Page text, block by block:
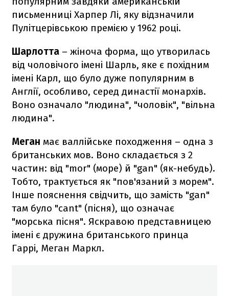
письменниці Харпер Лі, яку відзначили
Пулітцерівською премією у 1962 році.
Шарлотта – жіноча форма, що утворилась
від чоловічого імені Шарль, яке є похідним
імені Карл, що було дуже популярним в
Англії, особливо, серед династії монархів.
Воно означало "людина", "чоловік", "вільна
людина".
Меган має валлійське походження – одна з
британських мов. Воно складається з 2
частин: від "mor" (море) й "gan" (як-небудь).
Тобто, трактується як "пов'язаний з морем".
Інше пояснення свідчить, що замість "gan"
там було "cant" (пісня), що означає
"морська пісня". Яскравою представницею
імені є дружина британського принца
Гаррі, Меган Маркл.